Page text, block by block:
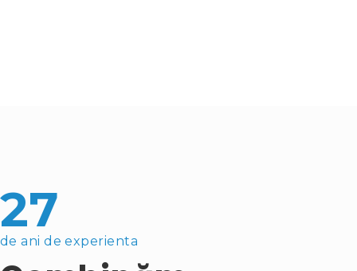
27
de ani de experienta